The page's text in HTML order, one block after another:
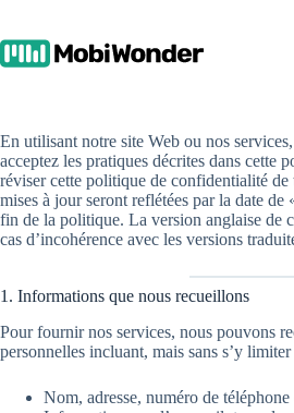
content
En utilisant notre site Web ou nos
acceptez les pratiques décrites dans cette
réviser cette politique de confidentialité de
mises à jour seront reflétées par la date de
fin de la politique. La version anglaise de
cas d’incohérence avec les versions
1. Informations que nous recueillons
Pour fournir nos services, nous pouvons
personnelles incluant, mais sans s’y limiter
Nom, adresse, numéro de téléphone